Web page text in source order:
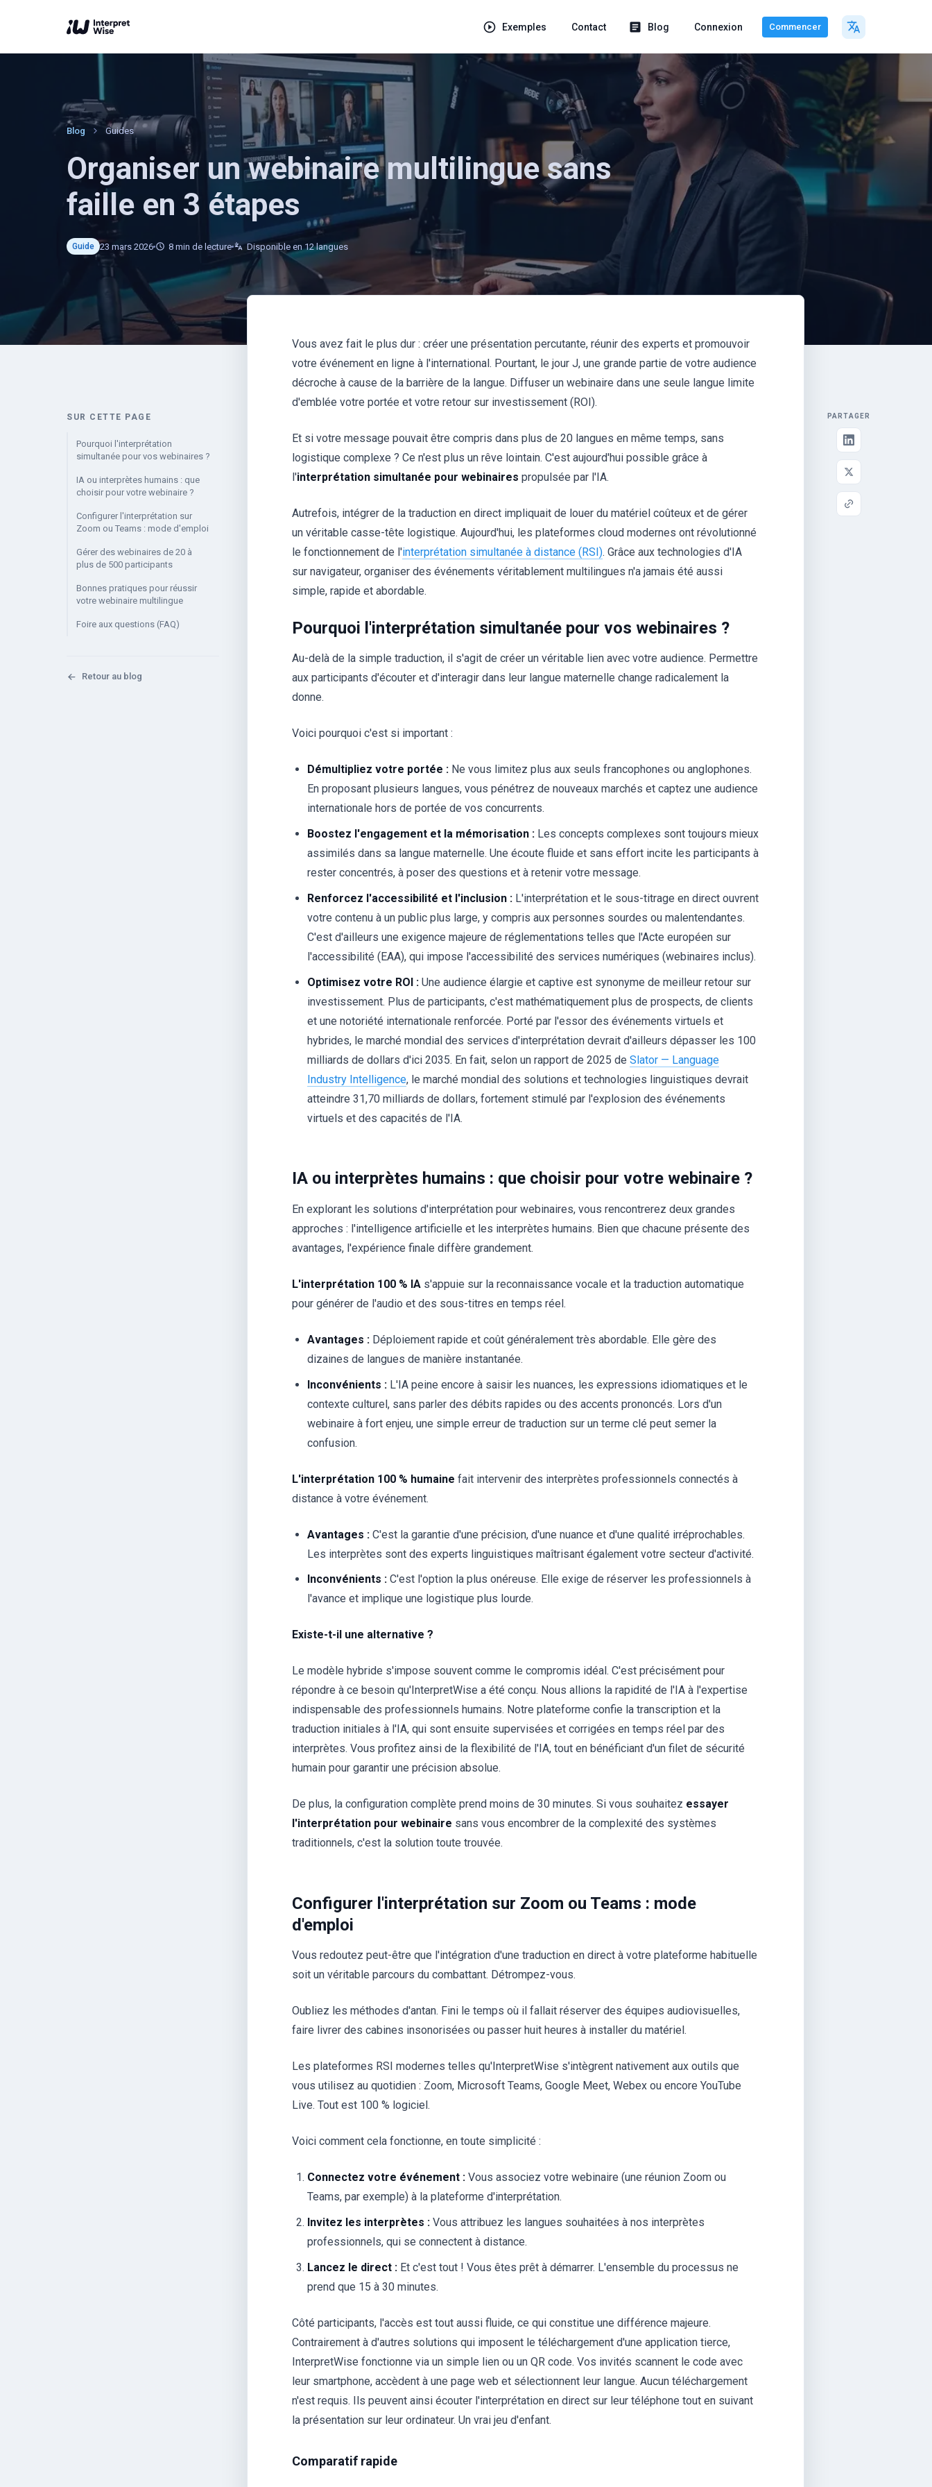
Exemples Contact Blog Connexion Commencer
Blog Guides
Organiser un webinaire multilingue sans
faille en 3 étapes
Guide 23 mars 2026 8 min de lecture Disponible en 12 langues
SUR CETTE PAGE
Pourquoi l'interprétation
simultanée pour vos webinaires ?
IA ou interprètes humains : que
choisir pour votre webinaire ?
Configurer l'interprétation sur
Zoom ou Teams : mode d'emploi
Gérer des webinaires de 20 à
plus de 500 participants
Bonnes pratiques pour réussir
votre webinaire multilingue
Foire aux questions (FAQ)
Retour au blog
Vous avez fait le plus dur : créer une présentation percutante, réunir des experts et promouvoir
votre événement en ligne à l'international. Pourtant, le jour J, une grande partie de votre audience
décroche à cause de la barrière de la langue. Diffuser un webinaire dans une seule langue limite
d'emblée votre portée et votre retour sur investissement (ROI).
Et si votre message pouvait être compris dans plus de 20 langues en même temps, sans
logistique complexe ? Ce n'est plus un rêve lointain. C'est aujourd'hui possible grâce à
l'interprétation simultanée pour webinaires propulsée par l'IA.
Autrefois, intégrer de la traduction en direct impliquait de louer du matériel coûteux et de gérer
un véritable casse-tête logistique. Aujourd'hui, les plateformes cloud modernes ont révolutionné
le fonctionnement de l'interprétation simultanée à distance (RSI). Grâce aux technologies d'IA
sur navigateur, organiser des événements véritablement multilingues n'a jamais été aussi
simple, rapide et abordable.
Pourquoi l'interprétation simultanée pour vos webinaires ?
Au-delà de la simple traduction, il s'agit de créer un véritable lien avec votre audience. Permettre
aux participants d'écouter et d'interagir dans leur langue maternelle change radicalement la
donne.
Voici pourquoi c'est si important :
Démultipliez votre portée : Ne vous limitez plus aux seuls francophones ou anglophones.
En proposant plusieurs langues, vous pénétrez de nouveaux marchés et captez une audience
internationale hors de portée de vos concurrents.
Boostez l'engagement et la mémorisation : Les concepts complexes sont toujours mieux
assimilés dans sa langue maternelle. Une écoute fluide et sans effort incite les participants à
rester concentrés, à poser des questions et à retenir votre message.
Renforcez l'accessibilité et l'inclusion : L'interprétation et le sous-titrage en direct ouvrent
votre contenu à un public plus large, y compris aux personnes sourdes ou malentendantes.
C'est d'ailleurs une exigence majeure de réglementations telles que l'Acte européen sur
l'accessibilité (EAA), qui impose l'accessibilité des services numériques (webinaires inclus).
Optimisez votre ROI : Une audience élargie et captive est synonyme de meilleur retour sur
investissement. Plus de participants, c'est mathématiquement plus de prospects, de clients
et une notoriété internationale renforcée. Porté par l'essor des événements virtuels et
hybrides, le marché mondial des services d'interprétation devrait d'ailleurs dépasser les 100
milliards de dollars d'ici 2035. En fait, selon un rapport de 2025 deSlator — Language
Industry Intelligence, le marché mondial des solutions et technologies linguistiques devrait
atteindre 31,70 milliards de dollars, fortement stimulé par l'explosion des événements
virtuels et des capacités de l'IA.
IA ou interprètes humains : que choisir pour votre webinaire ?
En explorant les solutions d'interprétation pour webinaires, vous rencontrerez deux grandes
approches : l'intelligence artificielle et les interprètes humains. Bien que chacune présente des
avantages, l'expérience finale diffère grandement.
L'interprétation 100 % IA s'appuie sur la reconnaissance vocale et la traduction automatique
pour générer de l'audio et des sous-titres en temps réel.
Avantages : Déploiement rapide et coût généralement très abordable. Elle gère des
dizaines de langues de manière instantanée.
Inconvénients : L'IA peine encore à saisir les nuances, les expressions idiomatiques et le
contexte culturel, sans parler des débits rapides ou des accents prononcés. Lors d'un
webinaire à fort enjeu, une simple erreur de traduction sur un terme clé peut semer la
confusion.
L'interprétation 100 % humaine fait intervenir des interprètes professionnels connectés à
distance à votre événement.
Avantages : C'est la garantie d'une précision, d'une nuance et d'une qualité irréprochables.
Les interprètes sont des experts linguistiques maîtrisant également votre secteur d'activité.
Inconvénients : C'est l'option la plus onéreuse. Elle exige de réserver les professionnels à
l'avance et implique une logistique plus lourde.
Existe-t-il une alternative ?
Le modèle hybride s'impose souvent comme le compromis idéal. C'est précisément pour
répondre à ce besoin qu'InterpretWise a été conçu. Nous allions la rapidité de l'IA à l'expertise
indispensable des professionnels humains. Notre plateforme confie la transcription et la
traduction initiales à l'IA, qui sont ensuite supervisées et corrigées en temps réel par des
interprètes. Vous profitez ainsi de la flexibilité de l'IA, tout en bénéficiant d'un filet de sécurité
humain pour garantir une précision absolue.
De plus, la configuration complète prend moins de 30 minutes. Si vous souhaitez essayer
l'interprétation pour webinaire sans vous encombrer de la complexité des systèmes
traditionnels, c'est la solution toute trouvée.
Configurer l'interprétation sur Zoom ou Teams : mode
d'emploi
Vous redoutez peut-être que l'intégration d'une traduction en direct à votre plateforme habituelle
soit un véritable parcours du combattant. Détrompez-vous.
Oubliez les méthodes d'antan. Fini le temps où il fallait réserver des équipes audiovisuelles,
faire livrer des cabines insonorisées ou passer huit heures à installer du matériel.
Les plateformes RSI modernes telles qu'InterpretWise s'intègrent nativement aux outils que
vous utilisez au quotidien : Zoom, Microsoft Teams, Google Meet, Webex ou encore YouTube
Live. Tout est 100 % logiciel.
Voici comment cela fonctionne, en toute simplicité :
Connectez votre événement : Vous associez votre webinaire (une réunion Zoom ou
Teams, par exemple) à la plateforme d'interprétation.
Invitez les interprètes : Vous attribuez les langues souhaitées à nos interprètes
professionnels, qui se connectent à distance.
Lancez le direct : Et c'est tout ! Vous êtes prêt à démarrer. L'ensemble du processus ne
prend que 15 à 30 minutes.
Côté participants, l'accès est tout aussi fluide, ce qui constitue une différence majeure.
Contrairement à d'autres solutions qui imposent le téléchargement d'une application tierce,
InterpretWise fonctionne via un simple lien ou un QR code. Vos invités scannent le code avec
leur smartphone, accèdent à une page web et sélectionnent leur langue. Aucun téléchargement
n'est requis. Ils peuvent ainsi écouter l'interprétation en direct sur leur téléphone tout en suivant
la présentation sur leur ordinateur. Un vrai jeu d'enfant.
Comparatif rapide
PARTAGER